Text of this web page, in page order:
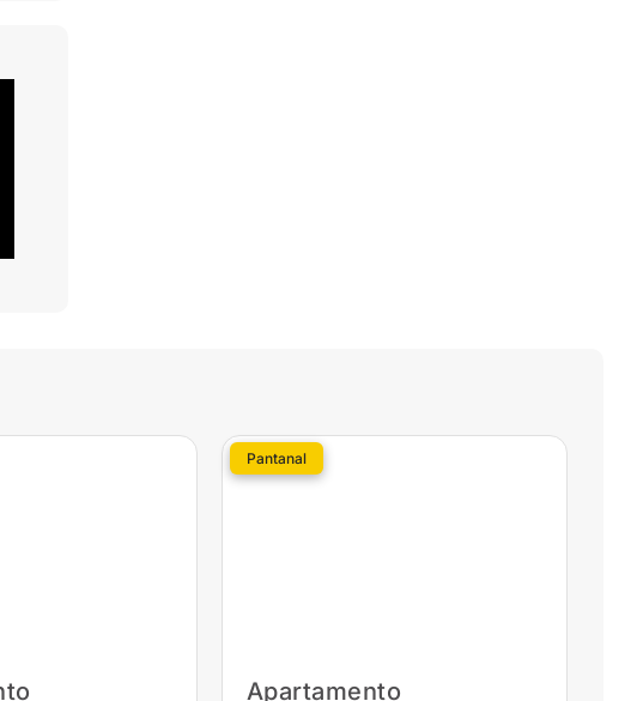
Pantanal
Apartamento